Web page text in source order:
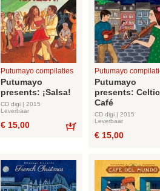
Putumayo compilaties
Putumayo
presents: ¡Salsa!
CD digi | 2015
Leverbaar
€ 15,00
Putumayo
Putumayo
presents: Celtic
Café
CD digi | 2015
Leverbaar
€ 15,00